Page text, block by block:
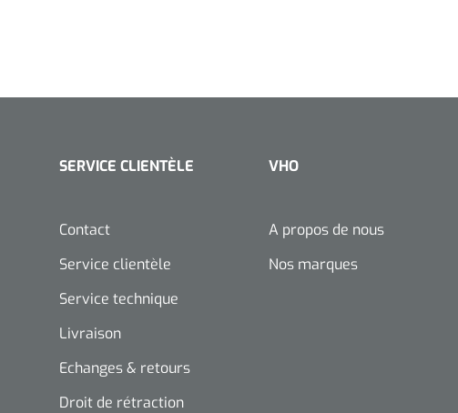
SERVICE CLIENTÈLE
Contact
Service clientèle
Service technique
Livraison
Echanges & retours
Droit de rétraction
VHO
A propos de nous
Nos marques